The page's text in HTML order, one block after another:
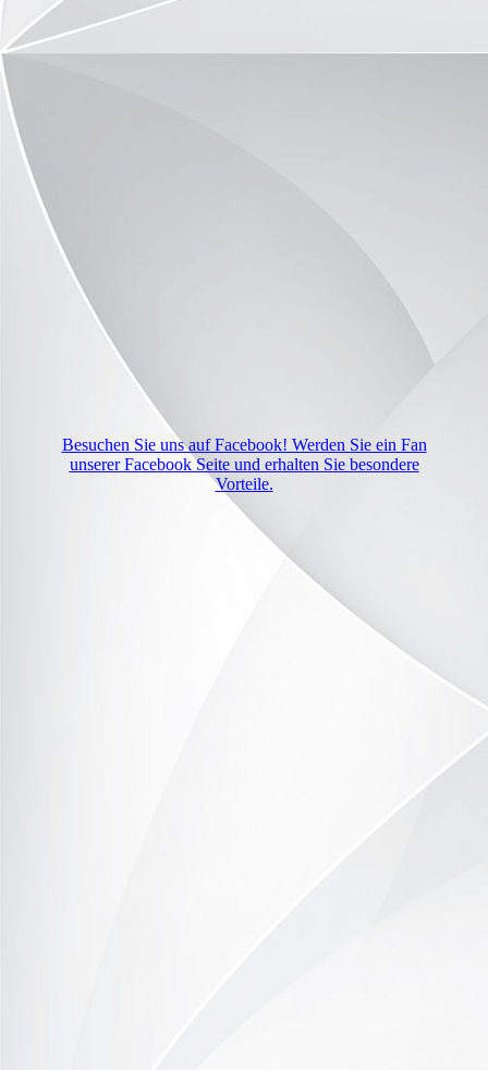
Besuchen Sie uns auf Facebook! Werden Sie ein Fan
unserer Facebook Seite und erhalten Sie besondere
Vorteile.